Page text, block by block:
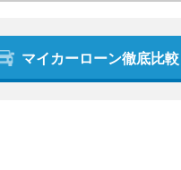
マイカーローン徹底比較